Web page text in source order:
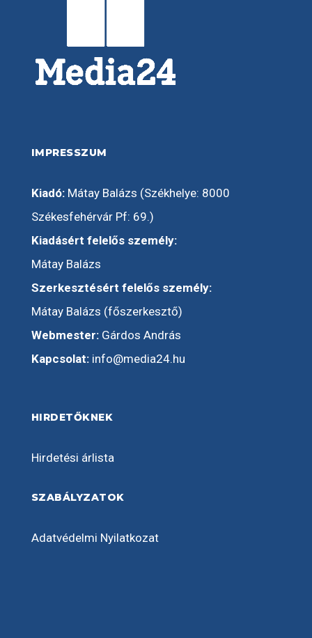
IMPRESSZUM
Kiadó:Mátay Balázs (Székhelye: 8000
Székesfehérvár Pf: 69.)
Kiadásért felelős személy:
Mátay Balázs
Szerkesztésért felelős személy:
Mátay Balázs (főszerkesztő)
Webmester:Gárdos András
Kapcsolat: info@media24.hu
HIRDETŐKNEK
Hirdetési árlista
SZABÁLYZATOK
Adatvédelmi Nyilatkozat